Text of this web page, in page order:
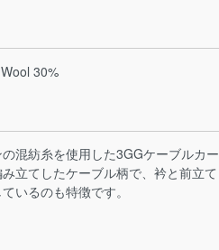
30%
混紡糸を使用した3GGケーブルカー
立てしたケーブル柄で、衿と前立て
いるのも特徴です。